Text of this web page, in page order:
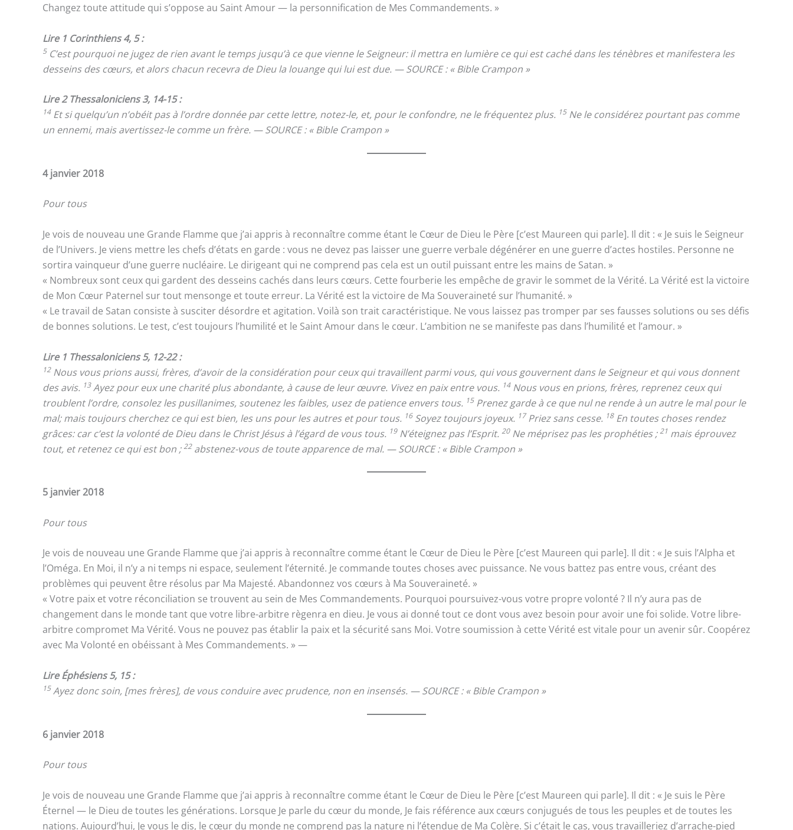
Changez toute attitude qui s’oppose au Saint Amour — la personnification de Mes Commandements. »
Lire 1 Corinthiens 4, 5 :
5C’est pourquoi ne jugez de rien avant le temps jusqu’à ce que vienne le Seigneur: il mettra en lumière ce qui est caché dans les ténèbres et manifestera les
desseins des cœurs, et alors chacun recevra de Dieu la louange qui lui est due. — SOURCE : « Bible Crampon »
Lire 2 Thessaloniciens 3, 14-15 :
14Et si quelqu’un n’obéit pas à l’ordre donnée par cette lettre, notez-le, et, pour le confondre, ne le fréquentez plus. 15 Ne le considérez pourtant pas comme
un ennemi, mais avertissez-le comme un frère. — SOURCE : « Bible Crampon »
4 janvier 2018
Pour tous
Je vois de nouveau une Grande Flamme que j’ai appris à reconnaître comme étant le Cœur de Dieu le Père [c’est Maureen qui parle]. Il dit : « Je suis le Seigneur
de l’Univers. Je viens mettre les chefs d’états en garde : vous ne devez pas laisser une guerre verbale dégénérer en une guerre d’actes hostiles. Personne ne
sortira vainqueur d’une guerre nucléaire. Le dirigeant qui ne comprend pas cela est un outil puissant entre les mains de Satan. »
« Nombreux sont ceux qui gardent des desseins cachés dans leurs cœurs. Cette fourberie les empêche de gravir le sommet de la Vérité. La Vérité est la victoire
de Mon Cœur Paternel sur tout mensonge et toute erreur. La Vérité est la victoire de Ma Souveraineté sur l’humanité. »
« Le travail de Satan consiste à susciter désordre et agitation. Voilà son trait caractéristique. Ne vous laissez pas tromper par ses fausses solutions ou ses défis
de bonnes solutions. Le test, c’est toujours l’humilité et le Saint Amour dans le cœur. L’ambition ne se manifeste pas dans l’humilité et l’amour. »
Lire 1 Thessaloniciens 5, 12-22 :
12Nous vous prions aussi, frères, d’avoir de la considération pour ceux qui travaillent parmi vous, qui vous gouvernent dans le Seigneur et qui vous donnent
des avis. 13Ayez pour eux une charité plus abondante, à cause de leur œuvre. Vivez en paix entre vous. 14Nous vous en prions, frères, reprenez ceux qui
troublent l’ordre, consolez les pusillanimes, soutenez les faibles, usez de patience envers tous. 15Prenez garde à ce que nul ne rende à un autre le mal pour le
mal; mais toujours cherchez ce qui est bien, les uns pour les autres et pour tous. 16Soyez toujours joyeux. 17Priez sans cesse. 18En toutes choses rendez
grâces: car c’est la volonté de Dieu dans le Christ Jésus à l’égard de vous tous. 19N’éteignez pas l’Esprit. 20Ne méprisez pas les prophéties ;21 mais éprouvez
tout, et retenez ce qui est bon ;22abstenez-vous de toute apparence de mal. — SOURCE : « Bible Crampon »
5 janvier 2018
Pour tous
Je vois de nouveau une Grande Flamme que j’ai appris à reconnaître comme étant le Cœur de Dieu le Père [c’est Maureen qui parle]. Il dit : « Je suis l’Alpha et
l’Oméga. En Moi, il n’y a ni temps ni espace, seulement l’éternité. Je commande toutes choses avec puissance. Ne vous battez pas entre vous, créant des
problèmes qui peuvent être résolus par Ma Majesté. Abandonnez vos cœurs à Ma Souveraineté. »
« Votre paix et votre réconciliation se trouvent au sein de Mes Commandements. Pourquoi poursuivez-vous votre propre volonté ? Il n’y aura pas de
changement dans le monde tant que votre libre-arbitre règenra en dieu. Je vous ai donné tout ce dont vous avez besoin pour avoir une foi solide. Votre libre-
arbitre compromet Ma Vérité. Vous ne pouvez pas établir la paix et la sécurité sans Moi. Votre soumission à cette Vérité est vitale pour un avenir sûr. Coopérez
avec Ma Volonté en obéissant à Mes Commandements. » —
Lire Éphésiens 5, 15 :
15 Ayez donc soin, [mes frères], de vous conduire avec prudence, non en insensés. — SOURCE : « Bible Crampon »
6 janvier 2018
Pour tous
Je vois de nouveau une Grande Flamme que j’ai appris à reconnaître comme étant le Cœur de Dieu le Père [c’est Maureen qui parle]. Il dit : « Je suis le Père
Éternel — le Dieu de toutes les générations. Lorsque Je parle du cœur du monde, Je fais référence aux cœurs conjugués de tous les peuples et de toutes les
nations. Aujourd’hui, Je vous le dis, le cœur du monde ne comprend pas la nature ni l’étendue de Ma Colère. Si c’était le cas, vous travailleriez d’arrache-pied